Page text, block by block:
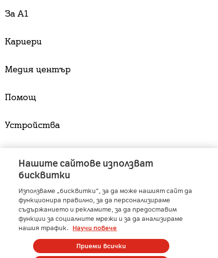
За А1
Кариери
Медия център
Помощ
Устройства
A1 Austria - A1 Croatia - A1 Serbia - A1 Belarus
A1 Bulgaria
- A1 Macedonia - A1 Slovenia
A1 Digital
- Member of A1 Group
Copyright © 2025 А1 България. | Protected by reCAPTCHA
Нашите сайтове използват
бисквитки
Използваме „бисквитки“, за да може нашият сайт да
функционира правилно, за да персонализираме
съдържанието и рекламите, за да предоставим
функции за социалните мрежи и за да анализираме
нашия трафик.
Научи повече
Приеми всички